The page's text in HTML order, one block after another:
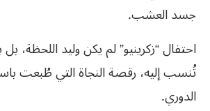
جسد العشب.
احتفال “زكرينيو” لم يكن وليد
تُنسب إليه، رقصة النجاة التي طُبعت
الدوري.